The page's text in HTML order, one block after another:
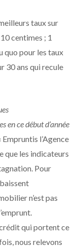
taux sur
centimes ; 1
quo pour les taux
30 ans qui recule
en ce débutd’année
l’Agence
que les indicateurs
Pour
n’est pas
qui portent ce
nous relevons